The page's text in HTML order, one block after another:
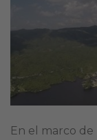
En el marco